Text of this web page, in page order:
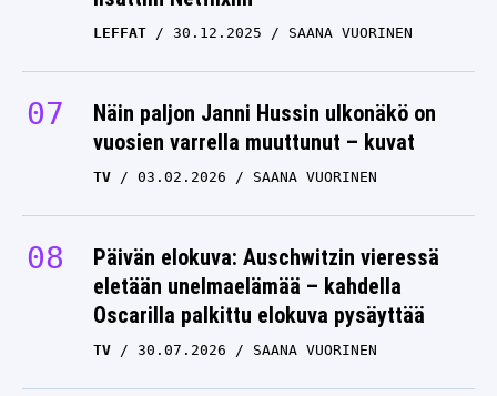
LEFFAT 30.12.2025 SAANA VUORINEN
Näin paljon Janni Hussin ulkonäkö on
vuosien varrella muuttunut – kuvat
TV 03.02.2026 SAANA VUORINEN
Päivän elokuva: Auschwitzin vieressä
eletään unelmaelämää – kahdella
Oscarilla palkittu elokuva pysäyttää
TV 30.07.2026 SAANA VUORINEN